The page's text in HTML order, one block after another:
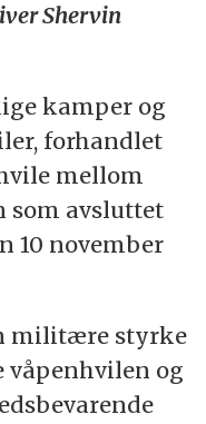
Shervin
kamper og
forhandlet
mellom
som avsluttet
10 november
militære styrke
våpenhvilen og